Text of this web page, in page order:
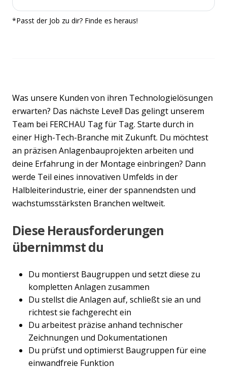
*Passt der Job zu dir? Finde es heraus!
Was unsere Kunden von ihren Technologielösungen
erwarten? Das nächste Level! Das gelingt unserem
Team bei FERCHAU Tag für Tag. Starte durch in
einer High-Tech-Branche mit Zukunft. Du möchtest
an präzisen Anlagenbauprojekten arbeiten und
deine Erfahrung in der Montage einbringen? Dann
werde Teil eines innovativen Umfelds in der
Halbleiterindustrie, einer der spannendsten und
wachstumsstärksten Branchen weltweit.
Diese Herausforderungen
übernimmst du
Du montierst Baugruppen und setzt diese zu
kompletten Anlagen zusammen
Du stellst die Anlagen auf, schließt sie an und
richtest sie fachgerecht ein
Du arbeitest präzise anhand technischer
Zeichnungen und Dokumentationen
Du prüfst und optimierst Baugruppen für eine
einwandfreie Funktion